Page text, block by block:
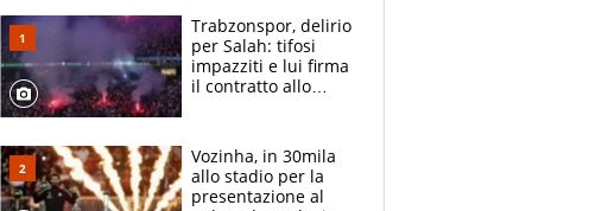
Trabzonspor, delirio
per Salah: tifosi
impazziti e lui firma
il contratto allo
Vozinha, in 30mila
allo stadio per la
presentazione al